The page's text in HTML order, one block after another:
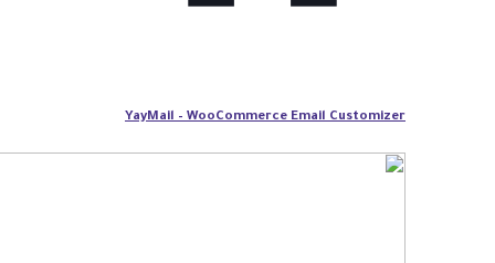
YayMail – WooCommerce Email Customizer